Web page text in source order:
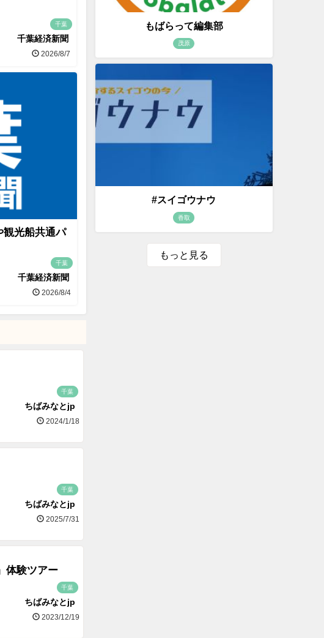
千葉
千葉経済新聞
2026/8/7
光船共通パ
千葉
千葉経済新聞
2026/8/4
千葉
ちばみなとjp
2024/1/18
千葉
ちばみなとjp
2025/7/31
体験ツアー
千葉
ちばみなとjp
2023/12/19
もばらって編集部
茂原
#スイゴウナウ
香取
もっと見る